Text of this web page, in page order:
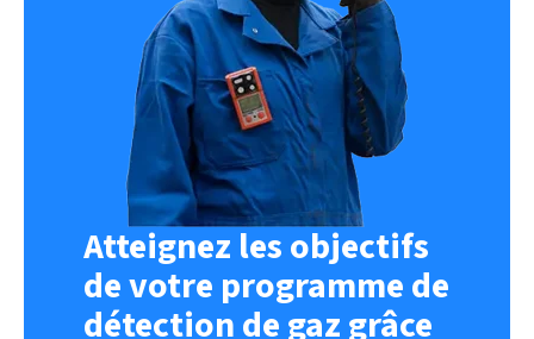
Atteignez les objectifs
de votre programme de
détection de gaz grâce